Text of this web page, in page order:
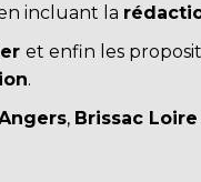
incluant la
et enfin les
.
, Brissac